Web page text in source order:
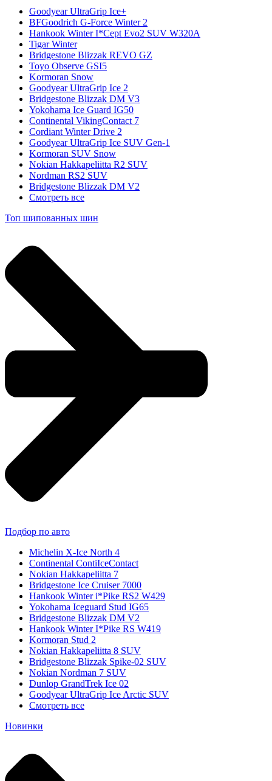
Goodyear UltraGrip Ice+
BFGoodrich G-Force Winter 2
Hankook Winter I*Cept Evo2 SUV W320A
Tigar Winter
Bridgestone Blizzak REVO GZ
Toyo Observe GSI5
Kormoran Snow
Goodyear UltraGrip Ice 2
Bridgestone Blizzak DM V3
Yokohama Ice Guard IG50
Continental VikingContact 7
Cordiant Winter Drive 2
Goodyear UltraGrip Ice SUV Gen-1
Kormoran SUV Snow
Nokian Hakkapeliitta R2 SUV
Nordman RS2 SUV
Bridgestone Blizzak DM V2
Смотреть все
Топ шипованных шин
Подбор по авто
Michelin X-Ice North 4
Continental ContiIceContact
Nokian Hakkapeliitta 7
Bridgestone Ice Cruiser 7000
Hankook Winter i*Pike RS2 W429
Yokohama Iceguard Stud IG65
Bridgestone Blizzak DM V2
Hankook Winter I*Pike RS W419
Kormoran Stud 2
Nokian Hakkapeliitta 8 SUV
Bridgestone Blizzak Spike-02 SUV
Nokian Nordman 7 SUV
Dunlop GrandTrek Ice 02
Goodyear UltraGrip Ice Arctic SUV
Смотреть все
Новинки